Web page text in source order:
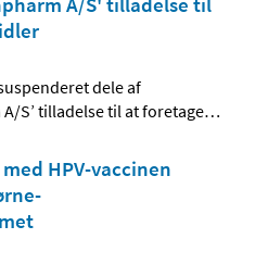
dele af
S’ tilladelse til at foretage…
HPV-vaccinen